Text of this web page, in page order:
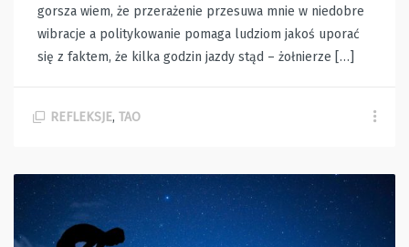
gorsza wiem, że przerażenie przesuwa mnie w niedobre
wibracje a politykowanie pomaga ludziom jakoś uporać
się z faktem, że kilka godzin jazdy stąd – żołnierze […]
REFLEKSJE, TAO